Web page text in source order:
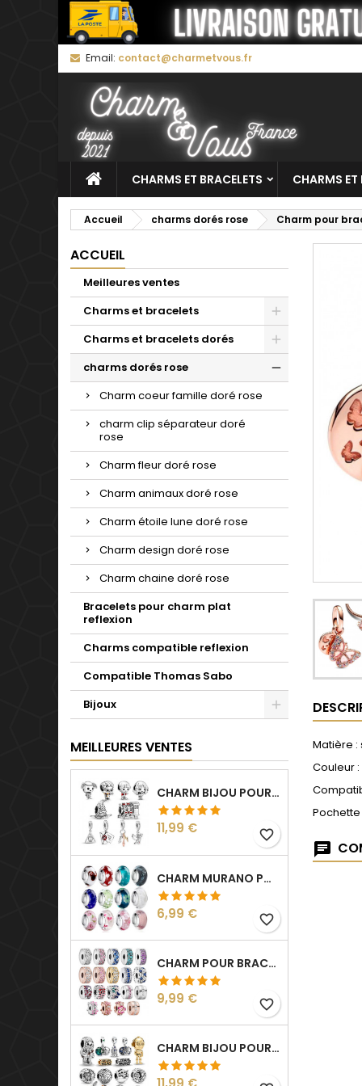
Email: contact@charmetvous.fr
CHARMS ET BRACELETS CHARMS ET
Accueil charms dorés rose Charm pour
ACCUEIL
Meilleures ventes
Charms et bracelets
Charms et bracelets dorés
charms dorés rose
Charm coeur famille doré rose
charm clip séparateur doré
rose
Charm fleur doré rose
Charm animaux doré rose
Charm étoile lune doré rose
Charm design doré rose
Charm chaine doré rose
Bracelets pour charm plat
reflexion
Charms compatible reflexion
Compatible Thomas Sabo
Bijoux
MEILLEURES VENTES
CHARM BIJOU POUR BRACELET COLLECTION HARRY
Prix
11,99 € favorite_border
CHARM MURANO POUR BRACELET SÉPARATEUR FLEUR COEUR TRANSPARENT
Prix
6,99 € favorite_border
CHARM POUR BRACELET COLLECTION CLIP STRASS SÉPARATEUR ESPACEUR
Prix
9,99 € favorite_border
CHARM BIJOU POUR BRACELET COLLECTION STAR WARS
Prix
Matière :
Couleur